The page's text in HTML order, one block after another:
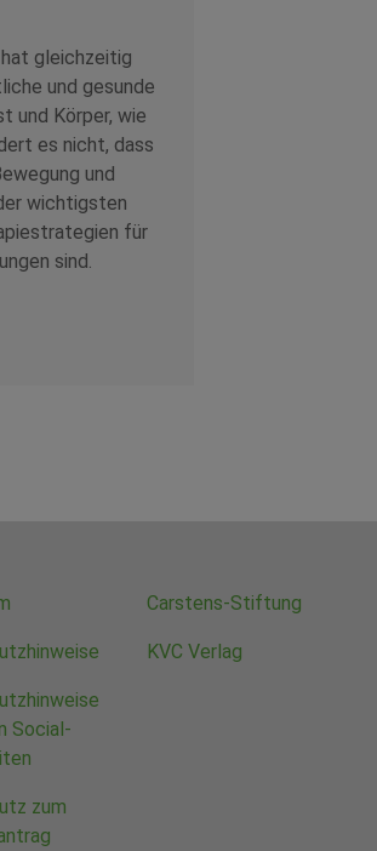
gleichzeitig
und gesunde
und Körper, wie
es nicht, dass
und
wichtigsten
für
sind.
Social-
zum
Carstens-Stiftung
KVC Verlag